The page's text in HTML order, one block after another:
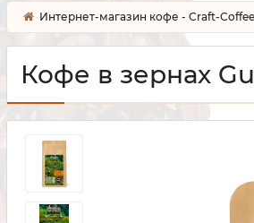
Интернет-магазин кофе - Craft-Coffee
Кофе в зернах